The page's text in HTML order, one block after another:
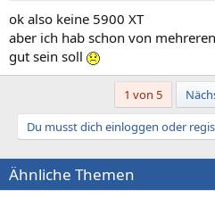
ok also keine 5900 XT
aber ich hab schon von
gut sein soll
1 von 5
Du musst dich einloggen oder
Ähnliche Themen